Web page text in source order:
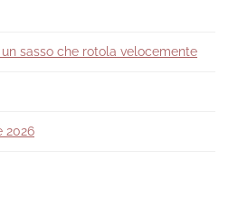
sasso che rotola velocemente
2026